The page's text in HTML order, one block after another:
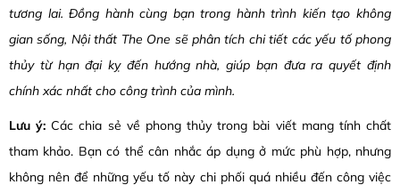
tương lai. Đồng hành cùng bạn trong hành trình kiến tạo không
gian sống, Nội thất The One sẽ phân tích chi tiết các yếu tố phong
thủy từ hạn đại kỵ đến hướng nhà, giúp bạn đưa ra quyết định
chính xác nhất cho công trình của mình.
Lưu ý: Các chia sẻ về phong thủy trong bài viết mang tính chất
tham khảo. Bạn có thể cân nhắc áp dụng ở mức phù hợp, nhưng
không nên để những yếu tố này chi phối quá nhiều đến công việc